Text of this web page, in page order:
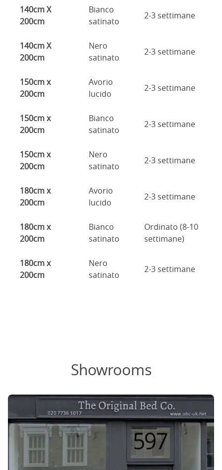
140cm X
200cm
Bianco
satinato
2-3 settimane
140cm X
200cm
Nero
satinato
2-3 settimane
150cm x
200cm
Avorio
lucido
2-3 settimane
150cm x
200cm
Bianco
satinato
2-3 settimane
150cm x
200cm
Nero
satinato
2-3 settimane
180cm x
200cm
Avorio
lucido
2-3 settimane
180cm x
200cm
Bianco
satinato
Ordinato (8-10
settimane)
180cm x
200cm
Nero
satinato
2-3 settimane
Showrooms